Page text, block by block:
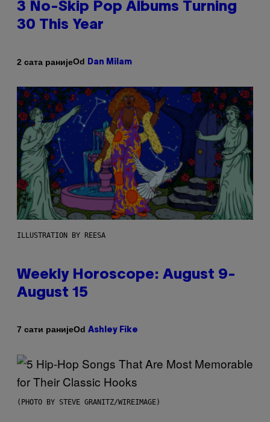
3 No-Skip Pop Albums Turning
30 This Year
2 сата ранијеOd Dan Milam
ILLUSTRATION BY REESA
Weekly Horoscope: August 9-
August 15
7 сати ранијеOd Ashley Fike
(PHOTO BY STEVE GRANITZ/WIREIMAGE)